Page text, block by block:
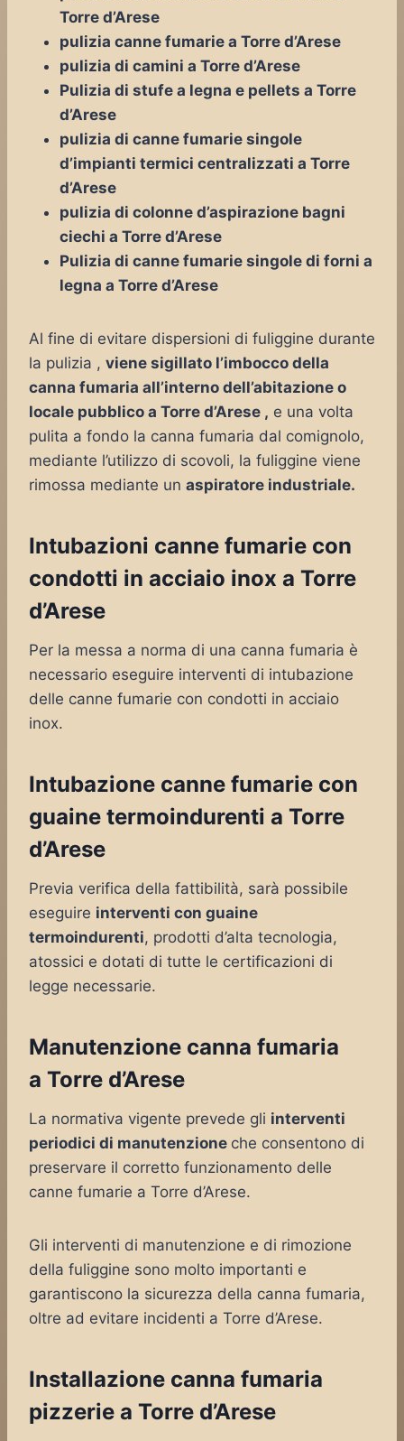
Torre d’Arese
pulizia canne fumarie a Torre d’Arese
pulizia di camini a Torre d’Arese
Pulizia di stufe a legna e pellets a Torre
d’Arese
pulizia di canne fumarie singole
d’impianti termici centralizzati a Torre
d’Arese
pulizia di colonne d’aspirazione bagni
ciechi a Torre d’Arese
Pulizia di canne fumarie singole di forni a
legna a Torre d’Arese
Al fine di evitare dispersioni di fuliggine durante
la pulizia , viene sigillato l’imbocco della
canna fumaria all’interno dell’abitazione o
locale pubblico a Torre d’Arese , e una volta
pulita a fondo la canna fumaria dal comignolo,
mediante l’utilizzo di scovoli, la fuliggine viene
rimossa mediante un aspiratore industriale.
Intubazioni canne fumarie con
condotti in acciaio inox a Torre
d’Arese
Per la messa a norma di una canna fumaria è
necessario eseguire interventi di intubazione
delle canne fumarie con condotti in acciaio
inox.
Intubazione canne fumarie con
guaine termoindurenti a Torre
d’Arese
Previa verifica della fattibilità, sarà possibile
eseguire interventi con guaine
termoindurenti, prodotti d’alta tecnologia,
atossici e dotati di tutte le certificazioni di
legge necessarie.
Manutenzione canna fumaria
a Torre d’Arese
La normativa vigente prevede gli interventi
periodici di manutenzione che consentono di
preservare il corretto funzionamento delle
canne fumarie a Torre d’Arese.
Gli interventi di manutenzione e di rimozione
della fuliggine sono molto importanti e
garantiscono la sicurezza della canna fumaria,
oltre ad evitare incidenti a Torre d’Arese.
Installazione canna fumaria
pizzerie a Torre d’Arese